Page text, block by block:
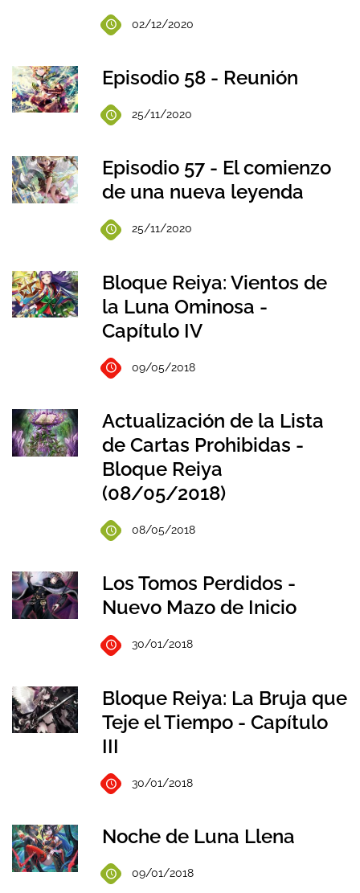
02/12/2020
Episodio 58 - Reunión
25/11/2020
Episodio 57 - El comienzo
de una nueva leyenda
25/11/2020
Bloque Reiya: Vientos de
la Luna Ominosa -
Capítulo IV
09/05/2018
Actualización de la Lista
de Cartas Prohibidas -
Bloque Reiya
(08/05/2018)
08/05/2018
Los Tomos Perdidos -
Nuevo Mazo de Inicio
30/01/2018
Bloque Reiya: La Bruja que
Teje el Tiempo - Capítulo
III
30/01/2018
Noche de Luna Llena
09/01/2018